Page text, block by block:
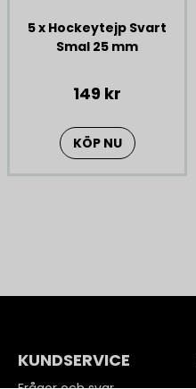
5 x Hockeytejp Svart
Smal 25 mm
149 kr
KÖP NU
KUNDSERVICE